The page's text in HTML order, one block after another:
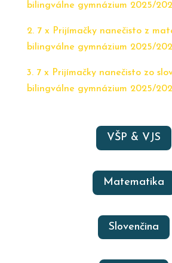
bilingválne gymnázium 2025/
2. 7 x Prijímačky nanečisto z
bilingválne gymnázium 2025/
3. 7 x Prijímačky nanečisto zo
bilingválne gymnázium 2025/
VŠP & VJS
Matematika
Slovenčina